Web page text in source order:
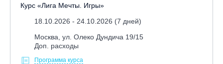
Курс «Лига Мечты. Игры»
18.10.2026 - 24.10.2026 (7 дней)
Москва, ул. Олеко Дундича 19/15
Доп. расходы
Программа курса